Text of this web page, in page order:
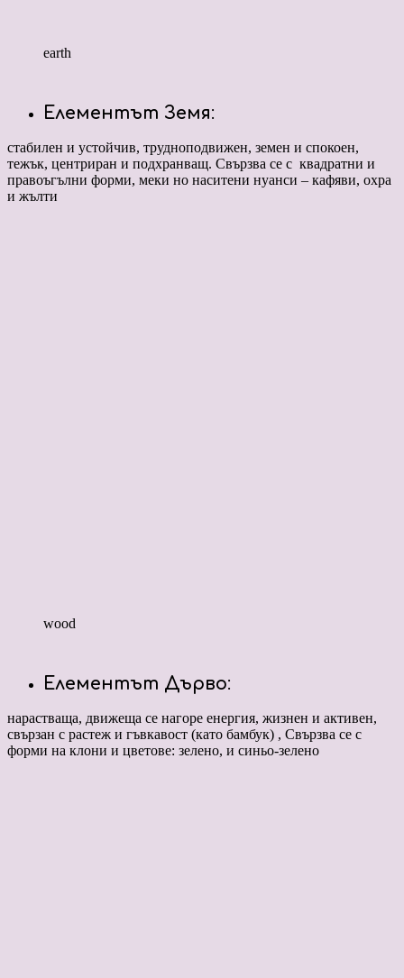
earth
Елементът Земя:
стабилен и устойчив, трудноподвижен, земен и спокоен,
тежък, центриран и подхранващ. Свързва се с квадратни и
правоъгълни форми, меки но наситени нуанси – кафяви, охра
и жълти
wood
Елементът Дърво:
нарастваща, движеща се нагоре енергия, жизнен и активен,
свързан с растеж и гъвкавост (като бамбук) , Свързва се с
форми на клони и цветове: зелено, и синьо-зелено